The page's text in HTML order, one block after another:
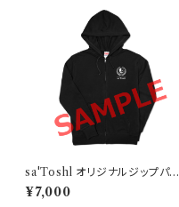
sa'Toshl オリジナルジップパー
カー TYPE-A
¥7,000